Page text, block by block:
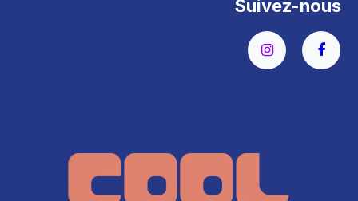
Suivez-nous